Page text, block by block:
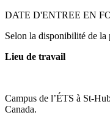
DATE D'ENTREE EN
Selon la disponibilité de la
Lieu de travail
Campus de l’ÉTS à St-
Canada.